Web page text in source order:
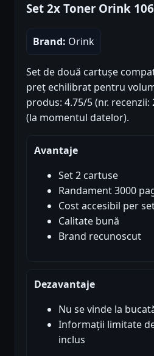
Set 2x Toner Orink
Brand: Orink
Set de două cartușe
preț echilibrat pentru
produs: 4.75/5 (nr. recenzii:
(la momentul datelor).
Avantaje
Set 2 cartuse
Randament 3000
Cost accesibil per
Calitate bună
Brand recunoscut
Dezavantaje
Nu se vinde la
Informații limitate
inclus